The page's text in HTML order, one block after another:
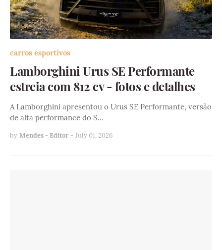
carros esportivos
Lamborghini Urus SE Performante
estreia com 812 cv - fotos e detalhes
A Lamborghini apresentou o Urus SE Performante, versão
de alta performance do S…
by Mendes - Editor - July 01, 2026